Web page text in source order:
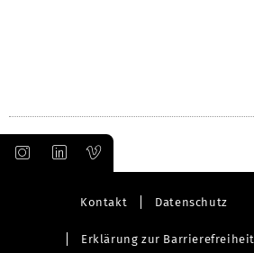
Kontakt Datenschutz
Erklärung zur Barrierefreiheit